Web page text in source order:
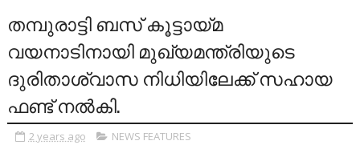
തമ്പുരാട്ടി ബസ് കൂട്ടായ്മ
വയനാടിനായി മുഖ്യമന്ത്രിയുടെ
ദുരിതാശ്വാസ നിധിയിലേക്ക് സഹായ
ഫണ്ട് നൽകി.
2 years ago NEWS FEATURES